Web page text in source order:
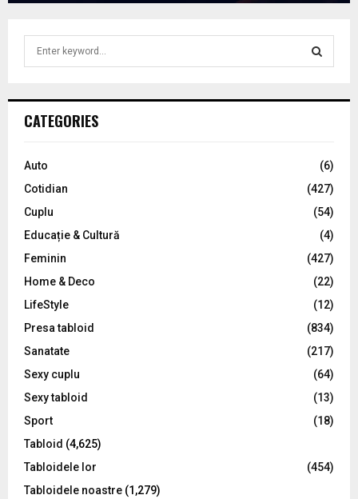
h
o
:
C
CATEGORIES
Auto
(6)
Cotidian
(427)
Cuplu
(54)
Educație & Cultură
(4)
Feminin
(427)
Home & Deco
(22)
LifeStyle
(12)
Presa tabloid
(834)
Sanatate
(217)
Sexy cuplu
(64)
Sexy tabloid
(13)
Sport
(18)
Tabloid (4,625)
Tabloidele lor
(454)
Tabloidele noastre (1,279)